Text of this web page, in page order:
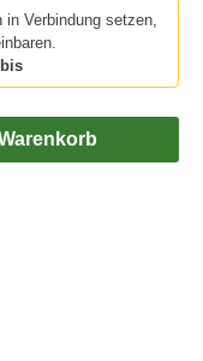
Verbindung setzen,